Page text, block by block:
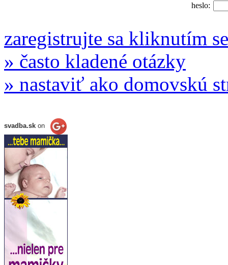
heslo:
zaregistrujte sa kliknutím
» často kladené otázky
» nastaviť ako domovskú
svadba.sk on